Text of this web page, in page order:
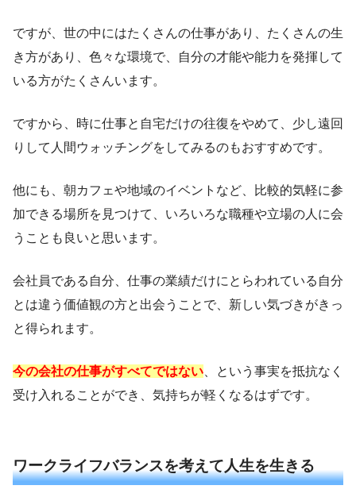
ですが、世の中にはたくさんの仕事があり、たくさんの生
き方があり、色々な環境で、自分の才能や能力を発揮して
いる方がたくさんいます。
ですから、時に仕事と自宅だけの往復をやめて、少し遠回
りして人間ウォッチングをしてみるのもおすすめです。
他にも、朝カフェや地域のイベントなど、比較的気軽に参
加できる場所を見つけて、いろいろな職種や立場の人に会
うことも良いと思います。
会社員である自分、仕事の業績だけにとらわれている自分
とは違う価値観の方と出会うことで、新しい気づきがきっ
と得られます。
今の会社の仕事がすべてではない 、という事実を抵抗なく
受け入れることができ、気持ちが軽くなるはずです。
ワークライフバランスを考えて人生を生きる